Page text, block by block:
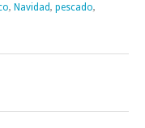
, Navidad, pescado,